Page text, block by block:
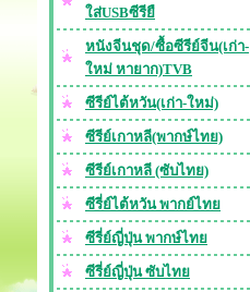
ใส่USBซีรียื
หนังจีนชุด/ซื้อซีรีย์จีน(เก่า-
ใหม่ หายาก)TVB
ซีรีย์ไต้หวัน(เก่า-ใหม่)
ซีรีย์เกาหลี(พากษ์ไทย)
ซีรีย์เกาหลี (ซับไทย)
ซีรี่ย์ไต้หวัน พากย์ไทย
ซีรี่ย์ญี่ปุ่น พากษ์ไทย
ซีรี่ย์ญี่ปุ่น ซับไทย